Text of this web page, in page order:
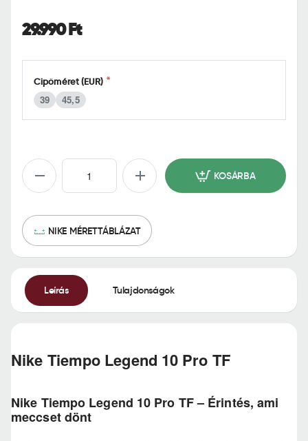
e
29.990 Ft
Cipőméret (EUR)
39 45,5
KOSÁRBA
NIKE MÉRETTÁBLÁZAT
Leírás Tulajdonságok
Nike Tiempo Legend 10 Pro TF
Nike Tiempo Legend 10 Pro TF – Érintés, ami
meccset dönt